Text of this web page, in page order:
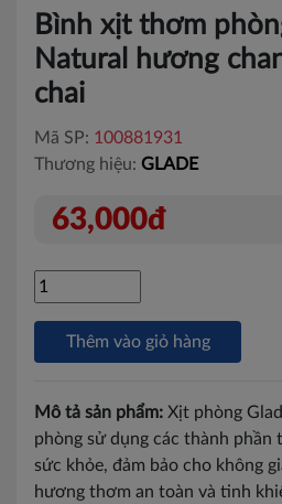
Bình xịt thơm
Natural hương
chai
Mã SP: 100881931
Thương hiệu: GLADE
63,000đ
Thêm vào giỏ hàng
Mô tả sản phẩm: Xịt phòng
phòng sử dụng các thành phần
sức khỏe, đảm bảo cho không
hương thơm an toàn và tinh